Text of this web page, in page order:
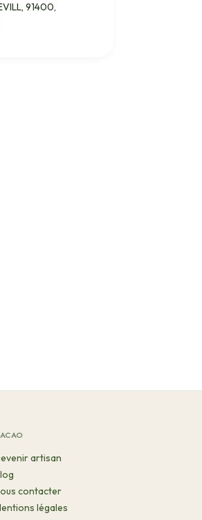
91400,
artisan
contacter
légales